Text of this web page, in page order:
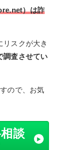
）は詐
リスクが大き
調査させてい
ので、お気
談